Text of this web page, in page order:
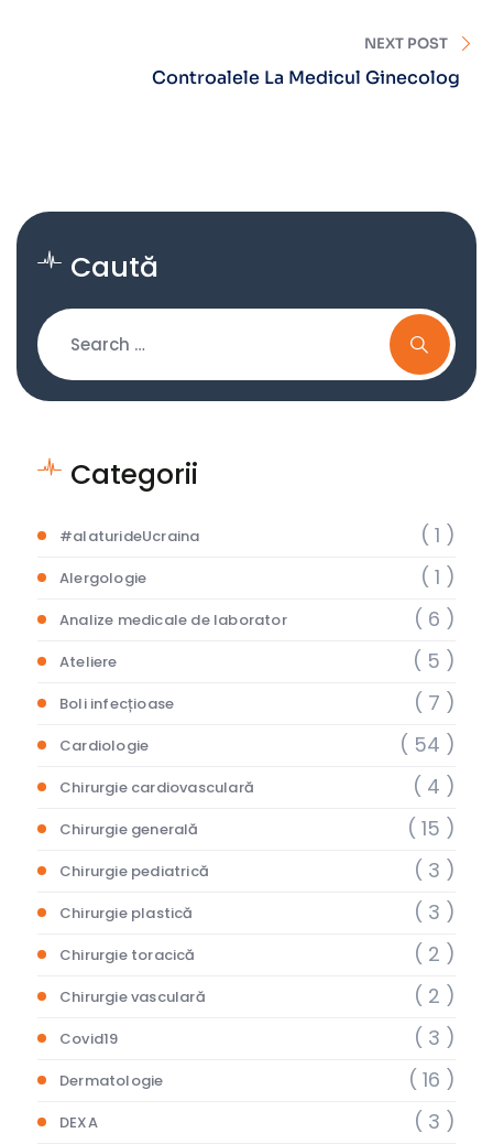
NEXT POST
Controalele La Medicul Ginecolog
Caută
Categorii
#alaturideUcraina ( 1 )
Alergologie ( 1 )
Analize medicale de laborator ( 6 )
Ateliere ( 5 )
Boli infecțioase ( 7 )
Cardiologie ( 54 )
Chirurgie cardiovasculară ( 4 )
Chirurgie generală ( 15 )
Chirurgie pediatrică ( 3 )
Chirurgie plastică ( 3 )
Chirurgie toracică ( 2 )
Chirurgie vasculară ( 2 )
Covid19 ( 3 )
Dermatologie ( 16 )
DEXA ( 3 )